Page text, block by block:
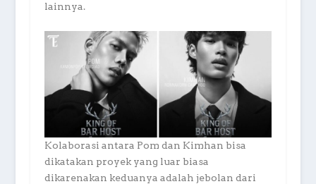
lainnya.
Kolaborasi antara Pom dan Kimhan bisa
dikatakan proyek yang luar biasa
dikarenakan keduanya adalah jebolan dari